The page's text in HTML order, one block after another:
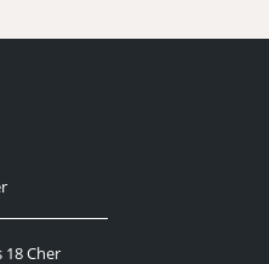
Cher